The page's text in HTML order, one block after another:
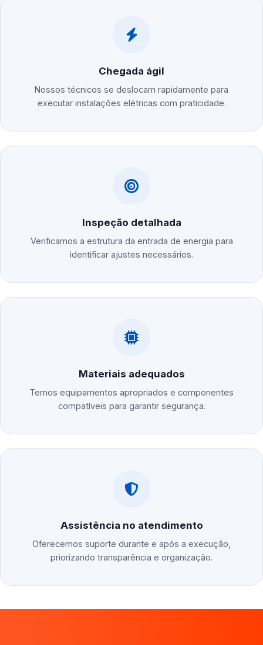
Chegada ágil
Nossos técnicos se deslocam rapidamente para
executar instalações elétricas com praticidade.
Inspeção detalhada
Verificamos a estrutura da entrada de energia para
identificar ajustes necessários.
Materiais adequados
Temos equipamentos apropriados e componentes
compatíveis para garantir segurança.
Assistência no atendimento
Oferecemos suporte durante e após a execução,
priorizando transparência e organização.